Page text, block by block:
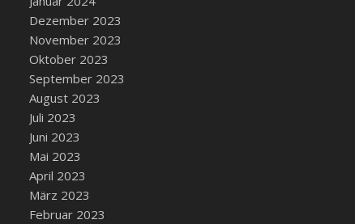
Dezember 2023
November 2023
Oktober 2023
September 2023
August 2023
Juli 2023
Juni 2023
Mai 2023
April 2023
März 2023
Februar 2023